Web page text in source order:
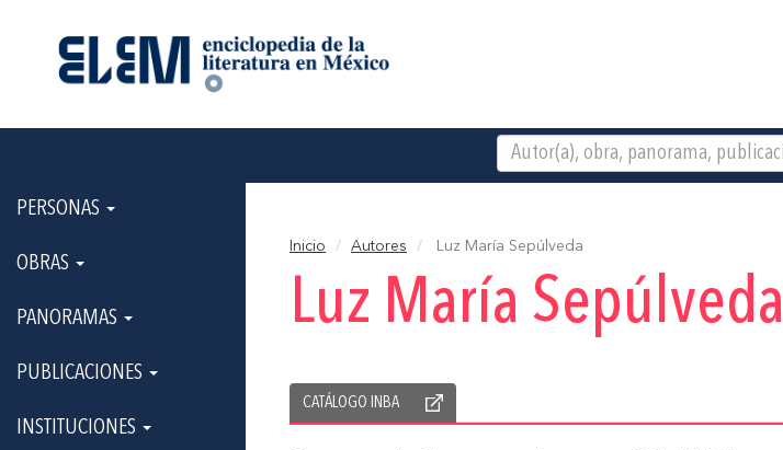
PERSONAS
OBRAS
PANORAMAS
PUBLICACIONES
INSTITUCIONES
Inicio Autores Luz María Sepúlveda
Luz María Sepúlveda
CATÁLOGO INBA